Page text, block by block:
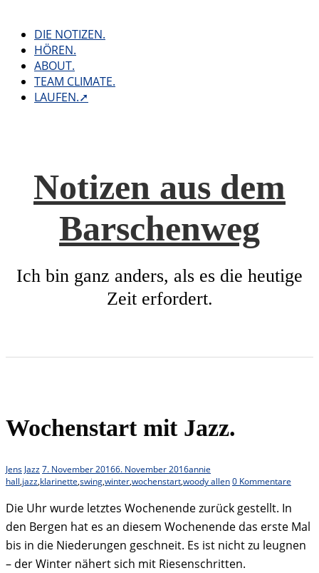
contentDIE NOTIZEN.
HÖREN.
ABOUT.
TEAM CLIMATE.
LAUFEN.➚
Notizen aus dem
Barschenweg
Ich bin ganz anders, als es die heutige
Zeit erfordert.
Wochenstart mit Jazz.
JensJazz7. November 20166. November 2016annie
hall,jazz,klarinette,swing,winter,wochenstart,woody allen0 Kommentare
Die Uhr wurde letztes Wochenende zurück gestellt. In
den Bergen hat es an diesem Wochenende das erste Mal
bis in die Niederungen geschneit. Es ist nicht zu leugnen
– der Winter nähert sich mit Riesenschritten.